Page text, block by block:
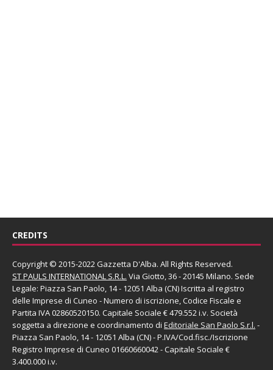
CREDITS
Copyright © 2015-2022 Gazzetta D'Alba. All Rights Reserved.
ST PAULS INTERNATIONAL S.R.L. Via Giotto, 36 - 20145 Milano. Sede
Legale: Piazza San Paolo, 14 - 12051 Alba (CN) Iscritta al registro
delle Imprese di Cuneo - Numero di iscrizione, Codice Fiscale e
Partita IVA 02860520150. Capitale Sociale € 479.552 i.v. Società
soggetta a direzione e coordinamento di Editoriale San Paolo S.r.l. -
Piazza San Paolo, 14 - 12051 Alba (CN) - P.IVA/Cod.fisc./Iscrizione
Registro Imprese di Cuneo 01660660042 - Capitale Sociale €
3.400.000 i.v.